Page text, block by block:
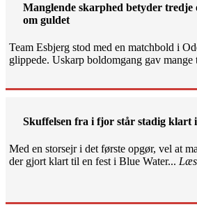
Manglende skarphed betyder tredje
om guldet
Team Esbjerg stod med en matchbold i
glippede. Uskarp boldomgang gav mange
Skuffelsen fra i fjor står stadig klart
Med en storsejr i det første opgør, vel at
der gjort klart til en fest i Blue Water...